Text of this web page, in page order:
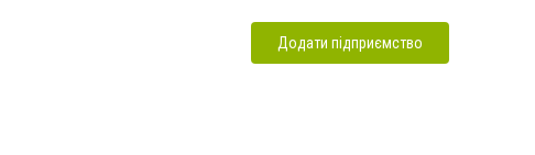
Додати підприємство